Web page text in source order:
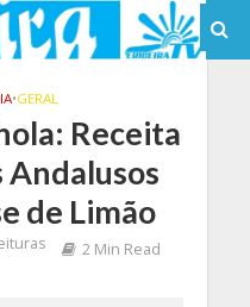
•GERAL
Receita
Andalusos
de Limão
2 Min Read